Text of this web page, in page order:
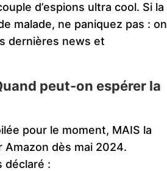
d’espions ultra cool. Si la
malade, ne paniquez pas : on
dernières news et
peut-on espérer la
pour le moment, MAIS la
Amazon dès mai 2024.
déclaré :